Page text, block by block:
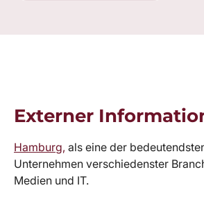
Externer
Hamburg, als eine der
Unternehmen verschiedenster
Medien und IT.